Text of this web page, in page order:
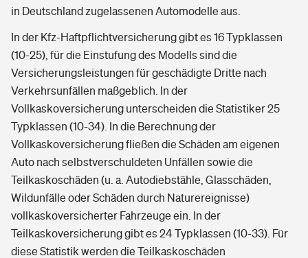
in Deutschland zugelassenen Automodelle aus.
In der Kfz-Haftpflichtversicherung gibt es 16 Typklassen
(10-25), für die Einstufung des Modells sind die
Versicherungsleistungen für geschädigte Dritte nach
Verkehrsunfällen maßgeblich. In der
Vollkaskoversicherung unterscheiden die Statistiker 25
Typklassen (10-34). In die Berechnung der
Vollkaskoversicherung fließen die Schäden am eigenen
Auto nach selbstverschuldeten Unfällen sowie die
Teilkaskoschäden (u. a. Autodiebstähle, Glasschäden,
Wildunfälle oder Schäden durch Naturereignisse)
vollkaskoversicherter Fahrzeuge ein. In der
Teilkaskoversicherung gibt es 24 Typklassen (10-33). Für
diese Statistik werden die Teilkaskoschäden